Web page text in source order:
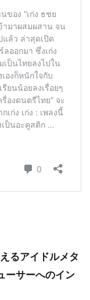
るアイドルメタ
ーサーへのイン